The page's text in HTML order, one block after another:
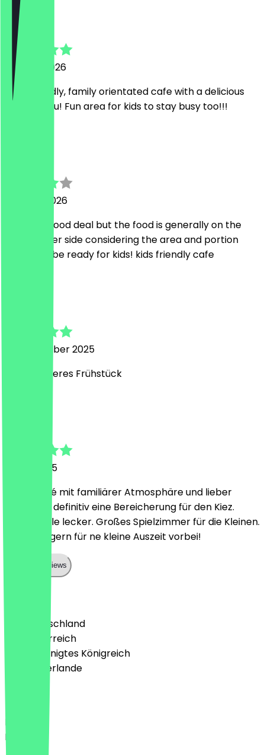
Saira
28. April 2026
Very friendly, family orientated cafe with a delicious
lunch menu! Fun area for kids to stay busy too!!!
23. März 2026
always a good deal but the food is generally on the
slight pricier side considering the area and portion
sizes. also be ready for kids! kids friendly cafe
28. November 2025
Mega leckeres Frühstück
10. Juli 2025
Tolles Café mit familiärer Atmosphäre und lieber
Inhaberin, definitiv eine Bereicherung für den Kiez.
Speisen alle lecker. Großes Spielzimmer für die Kleinen.
Kommen gern für ne kleine Auszeit vorbei!
Show all reviews
🇩🇪 Deutschland
🇦🇹 Österreich
🇬🇧 Vereinigtes Königreich
🇳🇱 Niederlande
Deutsch
English